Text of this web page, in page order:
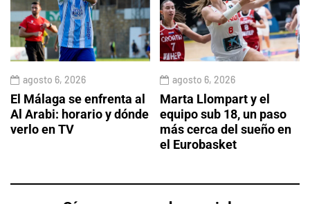
agosto 6, 2026
El Málaga se enfrenta al
Al Arabi: horario y dónde
verlo en TV
agosto 6, 2026
Marta Llompart y el
equipo sub 18, un paso
más cerca del sueño en
el Eurobasket